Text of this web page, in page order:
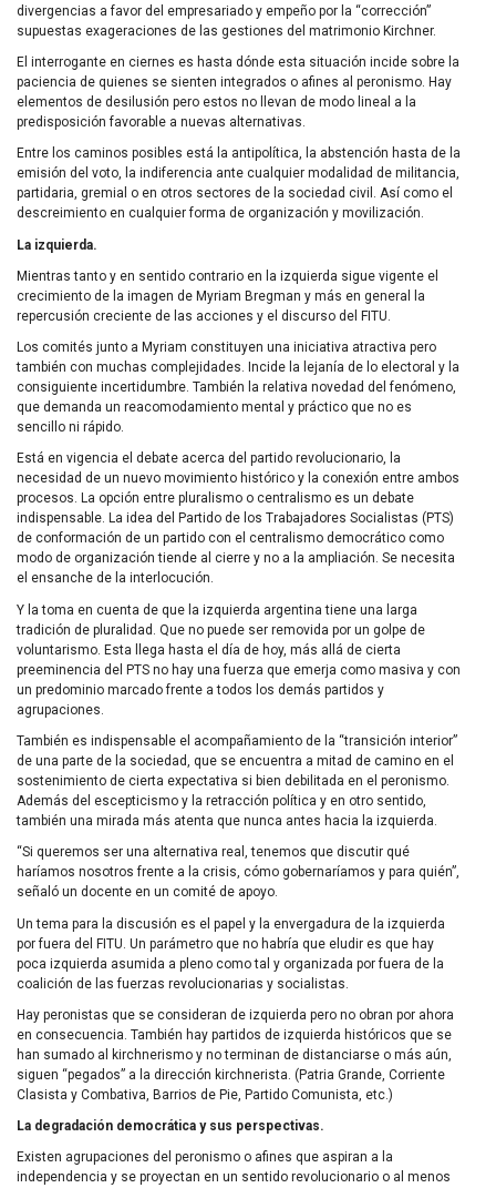
divergencias a favor del empresariado y empeño por la “corrección”
supuestas exageraciones de las gestiones del matrimonio Kirchner.
El interrogante en ciernes es hasta dónde esta situación incide sobre la
paciencia de quienes se sienten integrados o afines al peronismo. Hay
elementos de desilusión pero estos no llevan de modo lineal a la
predisposición favorable a nuevas alternativas.
Entre los caminos posibles está la antipolítica, la abstención hasta de la
emisión del voto, la indiferencia ante cualquier modalidad de militancia,
partidaria, gremial o en otros sectores de la sociedad civil. Así como el
descreimiento en cualquier forma de organización y movilización.
La izquierda.
Mientras tanto y en sentido contrario en la izquierda sigue vigente el
crecimiento de la imagen de Myriam Bregman y más en general la
repercusión creciente de las acciones y el discurso del FITU.
Los comités junto a Myriam constituyen una iniciativa atractiva pero
también con muchas complejidades. Incide la lejanía de lo electoral y la
consiguiente incertidumbre. También la relativa novedad del fenómeno,
que demanda un reacomodamiento mental y práctico que no es
sencillo ni rápido.
Está en vigencia el debate acerca del partido revolucionario, la
necesidad de un nuevo movimiento histórico y la conexión entre ambos
procesos. La opción entre pluralismo o centralismo es un debate
indispensable. La idea del Partido de los Trabajadores Socialistas (PTS)
de conformación de un partido con el centralismo democrático como
modo de organización tiende al cierre y no a la ampliación. Se necesita
el ensanche de la interlocución.
Y la toma en cuenta de que la izquierda argentina tiene una larga
tradición de pluralidad. Que no puede ser removida por un golpe de
voluntarismo. Esta llega hasta el día de hoy, más allá de cierta
preeminencia del PTS no hay una fuerza que emerja como masiva y con
un predominio marcado frente a todos los demás partidos y
agrupaciones.
También es indispensable el acompañamiento de la “transición interior”
de una parte de la sociedad, que se encuentra a mitad de camino en el
sostenimiento de cierta expectativa si bien debilitada en el peronismo.
Además del escepticismo y la retracción política y en otro sentido,
también una mirada más atenta que nunca antes hacia la izquierda.
“Si queremos ser una alternativa real, tenemos que discutir qué
haríamos nosotros frente a la crisis, cómo gobernaríamos y para quién”,
señaló un docente en un comité de apoyo.
Un tema para la discusión es el papel y la envergadura de la izquierda
por fuera del FITU. Un parámetro que no habría que eludir es que hay
poca izquierda asumida a pleno como tal y organizada por fuera de la
coalición de las fuerzas revolucionarias y socialistas.
Hay peronistas que se consideran de izquierda pero no obran por ahora
en consecuencia. También hay partidos de izquierda históricos que se
han sumado al kirchnerismo y no terminan de distanciarse o más aún,
siguen “pegados” a la dirección kirchnerista. (Patria Grande, Corriente
Clasista y Combativa, Barrios de Pie, Partido Comunista, etc.)
La degradación democrática y sus perspectivas.
Existen agrupaciones del peronismo o afines que aspiran a la
independencia y se proyectan en un sentido revolucionario o al menos